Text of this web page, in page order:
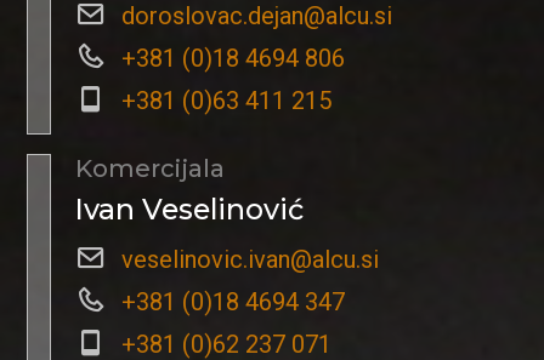
doroslovac.dejan@alcu.si
+381 (0)18 4694 806
+381 (0)63 411 215
Komercijala
Ivan Veselinović
veselinovic.ivan@alcu.si
+381 (0)18 4694 347
+381 (0)62 237 071